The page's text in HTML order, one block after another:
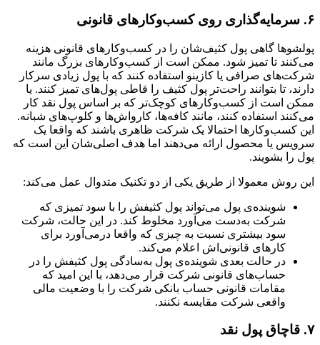
۶. سرمایه‌گذاری روی کسب‌وکارهای قانونی
پولشوها گاهی پول کثیف‌شان را در کسب‌وکارهای قانونی هزینه
می‌کنند تا تمیز شود. ممکن است از کسب‌وکارهای بزرگ مانند
شرکت‌های صرافی یا کازینو استفاده کنند که با پول زیادی سرکار
دارند، تا بتوانند راحت‌تر پول کثیف را قاطی پول‌های تمیز کنند. یا
ممکن است از کسب‌وکار‌های کوچک‌تر که بر اساس پول نقد کار
می‌کنند استفاده کنند، مانند کافه‌ها، کارواش‌ها و کلوپ‌های شبانه.
این کسب‌وکارها احتمالا یک شرکت ظاهری باشند که واقعا یک
سرویس یا محصول ارائه می‌دهند اما هدف اصلی‌شان این است که
پول را بشویند.
این روش معمولا از طریق یکی از دو تکنیک متدوال عمل می‌کند:
شوینده‌ی پول می‌تواند پول کثیفش را با سود تمیزی که
شرکت به‌دست می‌آورد مخلوط کند. در این حالت، شرکت
سود بیشتری نسبت به چیزی که واقعا درمی‌آورد برای
کارهای قانونی‌اش اعلام می‌کند.
در حالت بعدی شوینده‌ی پول به‌سادگی پول کثیفش را در
حساب‌های قانونی شرکت قرار می‌دهد، با این امید که
مقامات قانونی حساب بانکی شرکت را با وضعیت مالی
واقعی شرکت مقایسه نکنند.
۷. قاچاق پول نقد